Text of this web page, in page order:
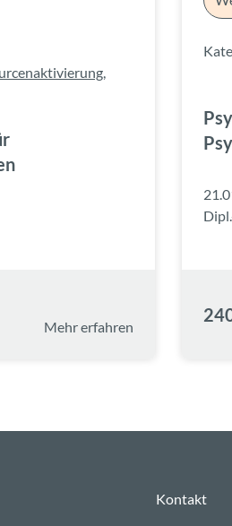
,
Mehr erfahren
Kontakt